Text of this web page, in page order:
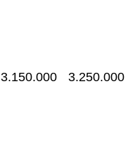
3.150.000 3.250.000